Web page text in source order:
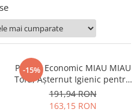
-15%
Pachet Economic MIAU MIAU
Tofu, Așternut Igienic pentru
Pisică, Lavandă, 6x6L
191,94 RON
163,15 RON